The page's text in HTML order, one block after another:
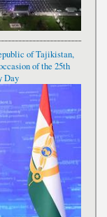
of Tajikistan,
of the 25th
Day